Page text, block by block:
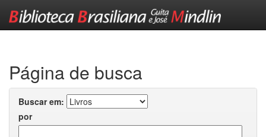
Página de busca
Buscar em:
por